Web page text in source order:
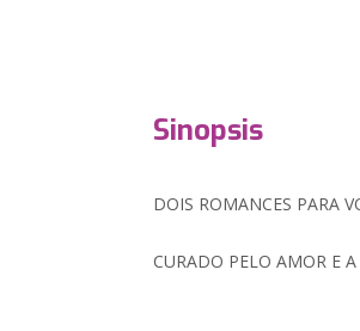
Sinopsis
DOIS ROMANCES PARA
CURADO PELO AMOR E A